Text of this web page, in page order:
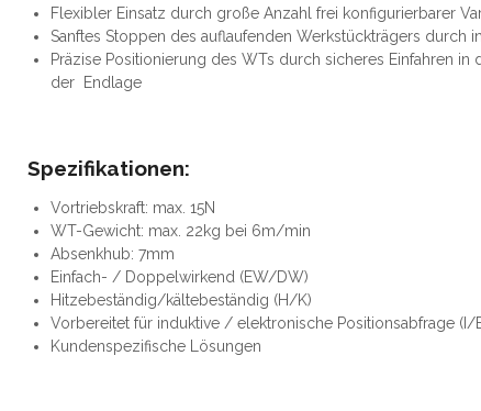
Flexibler Einsatz durch große Anzahl frei konfigurierbarer
Sanftes Stoppen des auflaufenden Werkstückträgers durch
Präzise Positionierung des WTs durch sicheres Einfahren in
der Endlage
Spezifikationen:
Vortriebskraft: max. 15N
WT-Gewicht: max. 22kg bei 6m/min
Absenkhub: 7mm
Einfach- / Doppelwirkend (EW/DW)
Hitzebeständig/kältebeständig (H/K)
Vorbereitet für induktive / elektronische Positionsabfrage (I/
Kundenspezifische Lösungen